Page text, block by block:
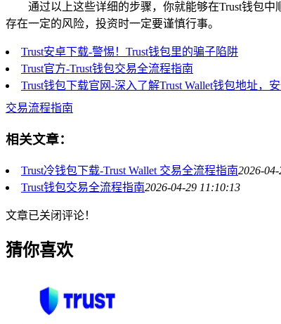
通过以上这些详细的步骤，你就能够在Trust钱包
存在一定的风险，投资时一定要谨慎行事。
Trust安卓下载-警惕！Trust钱包里的骗子陷阱
Trust官方-Trust钱包交易全流程指南
Trust钱包下载官网-深入了解Trust Wallet钱包地址，
交易流程指南
相关文章：
Trust冷钱包下载-Trust Wallet 交易全流程指南2026-
Trust钱包交易全流程指南2026-04-29 11:10:13
文章已关闭评论！
猜你喜欢